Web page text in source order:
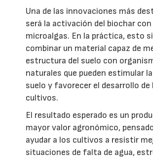
Una de las innovaciones más
será la activación del biochar con
microalgas. En la práctica, esto
combinar un material capaz de
estructura del suelo con
naturales que pueden estimular
suelo y favorecer el desarrollo de
cultivos.
El resultado esperado es un
mayor valor agronómico,
ayudar a los cultivos a resistir
situaciones de falta de agua,